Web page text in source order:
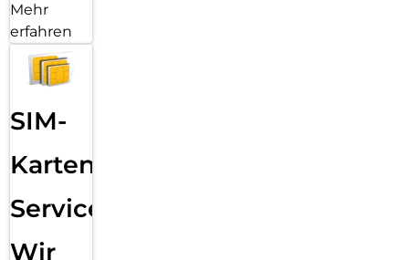
Mehr
erfahren
SIM-
Karten
Service:
Wir